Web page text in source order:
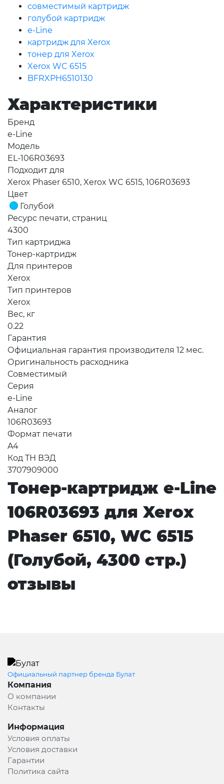
совместимый картридж
голубой картридж
e-Line
картридж для Xerox
тонер для Xerox
Xerox WC 6515
BFRXPH6510130
Характеристики
Бренд
e-Line
Модель
EL-106R03693
Подходит для
Xerox Phaser 6510, Xerox WC 6515, 106R03693
Цвет
Голубой
Ресурс печати, страниц
4300
Тип картриджа
Тонер-картридж
Для принтеров
Xerox
Тип принтеров
Xerox
Вес, кг
0.22
Гарантия
Официальная гарантия производителя 12 мес.
Оригинальность расходника
Совместимый
Серия
e-Line
Аналог
106R03693
Формат печати
A4
Код ТН ВЭД
3707909000
Тонер-картридж e-Line
106R03693 для Xerox
Phaser 6510, WC 6515
(Голубой, 4300 стр.)
отзывы
Официальный партнер бренда Булат
Компания
О компании
Контакты
Информация
Условия оплаты
Условия доставки
Гарантии
Политика сайта